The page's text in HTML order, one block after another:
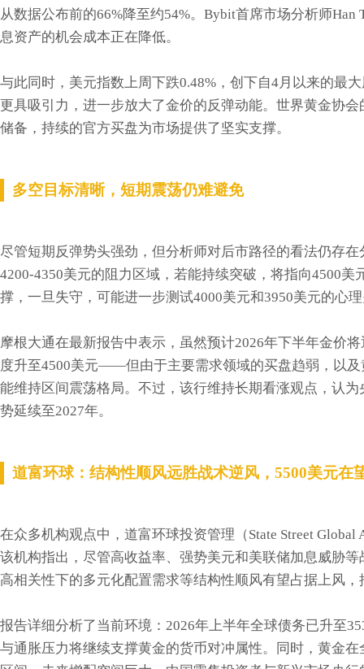
从数据公布前的66%降至约54%。Bybit首席市场分析师
息资产的机会成本正在降低。
与此同时，美元指数上周下跌0.48%，创下自4月以来的最
更具吸引力，进一步放大了金价的反弹动能。世界黄金协
储备，持续的官方买盘为市场提供了坚实支撑。
多空目标清晰，短期震荡仍难避免
尽管短期反弹势头强劲，但分析师对后市路径的看法仍存
4200-4350美元的阻力区域，若能持续突破，将指向4500
撑，一旦失守，可能进一步测试4000美元和3950美元的心
摩根大通在最新报告中表示，虽然预计2026年下半年金
度升至4500美元——但由于主要需求领域的买盘趋弱，以
能维持区间震荡格局。不过，该行维持长期看涨观点，认
势延续至2027年。
道富环球：结构性顺风远胜战术逆风，5500美元在
在众多机构观点中，道富环球投资管理（State Street
该机构指出，尽管高收益率、强势美元和美联储加息威胁
高相关性下的多元化配置需求等结构性顺风有望占据上风
报告详细分析了当前环境：2026年上半年全球债务已升至
与通胀压力将继续支撑黄金的货币对冲属性。同时，黄金